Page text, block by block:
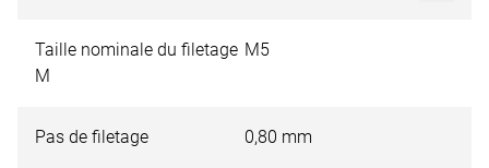
capacité de charge. Le revêtement en nitrure de titane et de
carbone offre une dureté élevée et une bonne ténacité. Il
utilisé pour le perçage d'acier à haute résistance. Un
Taille nominale du filetage
M
M5
Pas de filetage 0,80 mm